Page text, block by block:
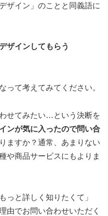
ザイン」のことと同義語に
ザインしてもらう
って考えてみてください。
せてみたい…という決断を
ンが気に入ったので問い合
ますか？通常、あまりない
や商品サービスにもよりま
っと詳しく知りたくて」
由でお問い合わせいただく